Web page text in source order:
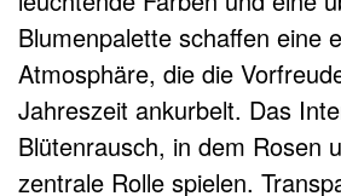
Blumenpalette schaffen eine
Atmosphäre, die die
Jahreszeit ankurbelt. Das
Blütenrausch, in dem Rosen
zentrale Rolle spielen.